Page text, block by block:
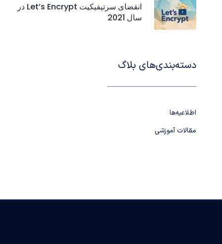
انقضای سرتیفیکیت‌ Let’s Encrypt در
سال 2021
دسته‌بندی‌های بلاگ
اطلاعیه‌ها
مقالات آموزشی